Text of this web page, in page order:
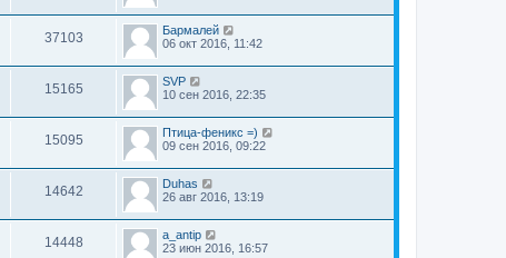
37103
Бармалей
06 окт 2016, 11:42
15165
SVP
10 сен 2016, 22:35
15095
Птица-феникс =)
09 сен 2016, 09:22
14642
Duhas
26 авг 2016, 13:19
14448
a_antip
23 июн 2016, 16:57